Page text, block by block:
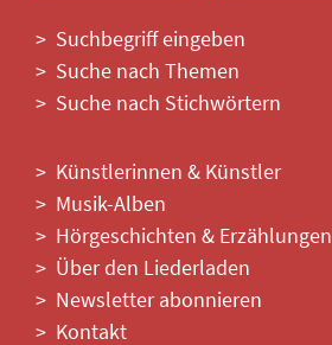
Suchbegriff eingeben
Suche nach Themen
Suche nach Stichwörtern
Künstlerinnen & Künstler
Musik-Alben
Hörgeschichten & Erzählungen
Über den Liederladen
Newsletter abonnieren
Kontakt